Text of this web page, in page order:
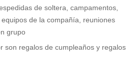
de soltera, campamentos,
de la compañía, reuniones
grupo
son regalos de cumpleaños y regalos